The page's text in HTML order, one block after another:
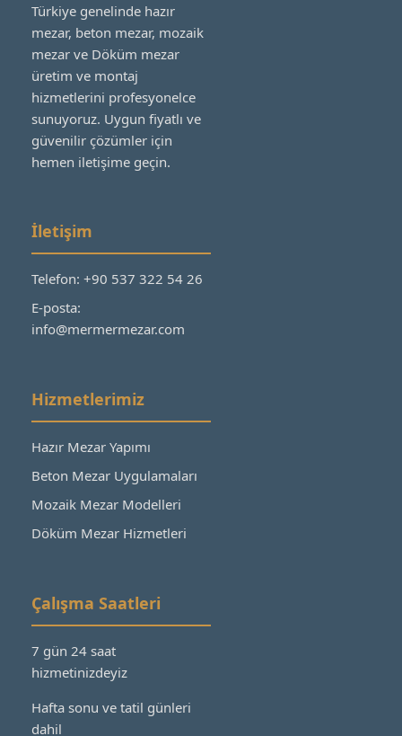
Türkiye genelinde hazır
mezar, beton mezar, mozaik
mezar ve Döküm mezar
üretim ve montaj
hizmetlerini profesyonelce
sunuyoruz. Uygun fiyatlı ve
güvenilir çözümler için
hemen iletişime geçin.
İletişim
Telefon: +90 537 322 54 26
E-posta:
info@mermermezar.com
Hizmetlerimiz
Hazır Mezar Yapımı
Beton Mezar Uygulamaları
Mozaik Mezar Modelleri
Döküm Mezar Hizmetleri
Çalışma Saatleri
7 gün 24 saat
hizmetinizdeyiz
Hafta sonu ve tatil günleri
dahil